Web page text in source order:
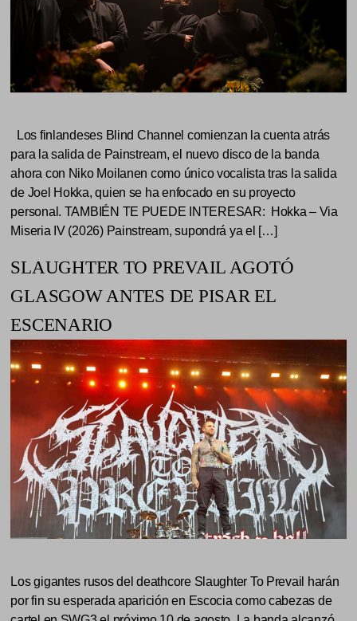
Los finlandeses Blind Channel comienzan la cuenta atrás
para la salida de Painstream, el nuevo disco de la banda
ahora con Niko Moilanen como único vocalista tras la salida
de Joel Hokka, quien se ha enfocado en su proyecto
personal. TAMBIÉN TE PUEDE INTERESAR: Hokka – Via
Miseria IV (2026) Painstream, supondrá ya el […]
SLAUGHTER TO PREVAIL AGOTÓ
GLASGOW ANTES DE PISAR EL
ESCENARIO
Los gigantes rusos del deathcore Slaughter To Prevail harán
por fin su esperada aparición en Escocia como cabezas de